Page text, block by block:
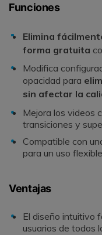
Funciones
Elimina
forma gratuita
Modifica
opacidad para
sin afectar la
Mejora los videos
transiciones y
Compatible con
para un uso
Ventajas
El diseño intuitivo
usuarios de todos